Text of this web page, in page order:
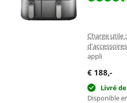
Charge utile
d'accessoires
appli
€ 188,-
Livré
Disponible